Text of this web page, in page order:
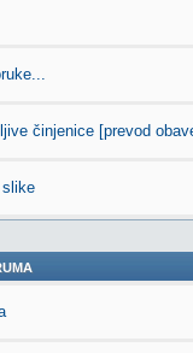
činjenice [prevod